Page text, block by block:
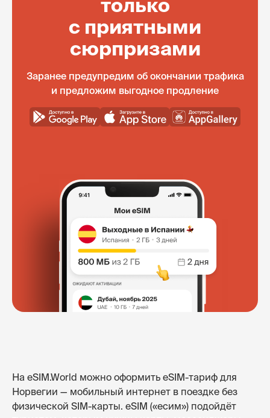
только
с приятными
сюрпризами
Заранее предупредим об окончании трафика
и предложим выгодное продление
На eSIM.World можно оформить eSIM-тариф для
Норвегии — мобильный интернет в поездке без
физической SIM-карты. eSIM («есим») подойдёт